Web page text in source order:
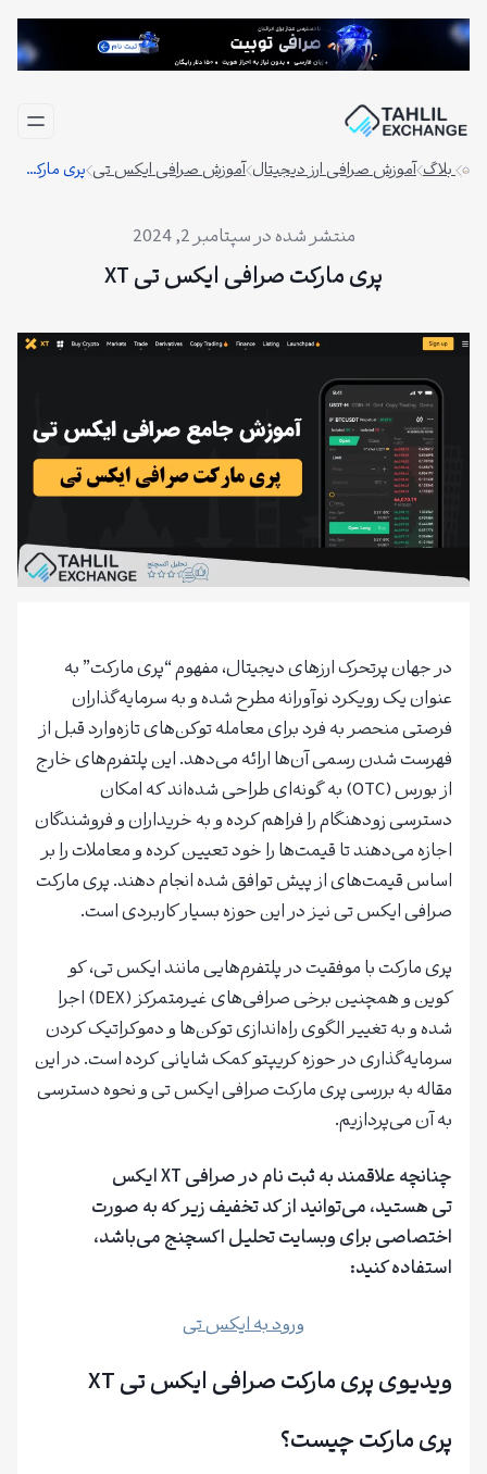
رفتن
بلاگ آموزش صرافی ارز دیجیتال آموزش صرافی ایکس تی پری مارکت صرافی ایکس تی XT
سپتامبر 2, 2024
پری مارکت صرافی ایکس تی XT
در جهان پرتحرک ارزهای دیجیتال، مفهوم “پری مارکت” به
عنوان یک رویکرد نوآورانه مطرح شده و به سرمایه‌گذاران
فرصتی منحصر به فرد برای معامله توکن‌های تازه‌وارد قبل از
فهرست شدن رسمی آن‌ها ارائه می‌دهد. این پلتفرم‌های خارج
از بورس (OTC) به گونه‌ای طراحی شده‌اند که امکان
دسترسی زودهنگام را فراهم کرده و به خریداران و فروشندگان
اجازه می‌دهند تا قیمت‌ها را خود تعیین کرده و معاملات را بر
اساس قیمت‌های از پیش توافق شده انجام دهند. پری مارکت
صرافی ایکس تی نیز در این حوزه بسیار کاربردی است.
پری مارکت با موفقیت در پلتفرم‌هایی مانند ایکس تی، کو
کوین و همچنین برخی صرافی‌های غیرمتمرکز (DEX) اجرا
شده و به تغییر الگوی راه‌اندازی توکن‌ها و دموکراتیک‌ کردن
سرمایه‌گذاری در حوزه کریپتو کمک شایانی کرده است. در این
مقاله به بررسی پری مارکت صرافی ایکس تی و نحوه دسترسی
به آن می‌پردازیم.
چنانچه علاقمند به ثبت نام در صرافی XT ایکس
تی هستید، می‌توانید از کد تخفیف زیر که به صورت
اختصاصی برای وبسایت تحلیل اکسچنج می‌باشد،
استفاده کنید:
ورود به ایکس تی
ویدیوی پری مارکت صرافی ایکس تی XT
پری مارکت چیست؟